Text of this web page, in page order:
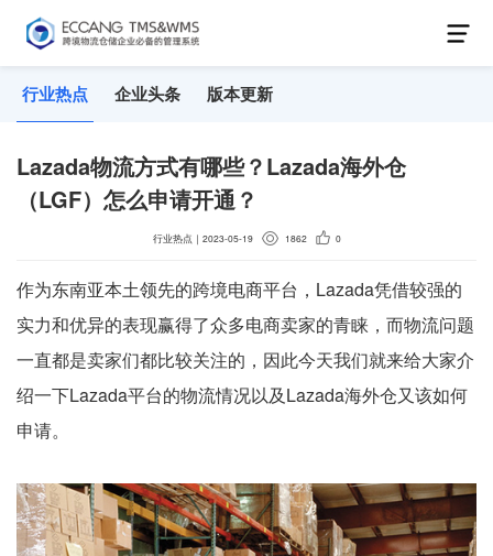
行业热点 企业头条 版本更新
Lazada物流方式有哪些？Lazada海外仓
（LGF）怎么申请开通？
行业热点 ｜ 2023-05-19 1862 0
作为东南亚本土领先的跨境电商平台，Lazada凭借较强的
实力和优异的表现赢得了众多电商卖家的青睐，而物流问题
一直都是卖家们都比较关注的，因此今天我们就来给大家介
绍一下Lazada平台的物流情况以及Lazada海外仓又该如何
申请。